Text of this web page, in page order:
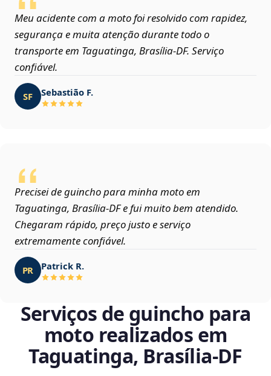
Meu acidente com a moto foi resolvido com rapidez,
segurança e muita atenção durante todo o
transporte em Taguatinga, Brasília‑DF. Serviço
confiável.
SF Sebastião F.
Precisei de guincho para minha moto em
Taguatinga, Brasília‑DF e fui muito bem atendido.
Chegaram rápido, preço justo e serviço
extremamente confiável.
PR Patrick R.
Serviços de guincho para
moto realizados em
Taguatinga, Brasília‑DF